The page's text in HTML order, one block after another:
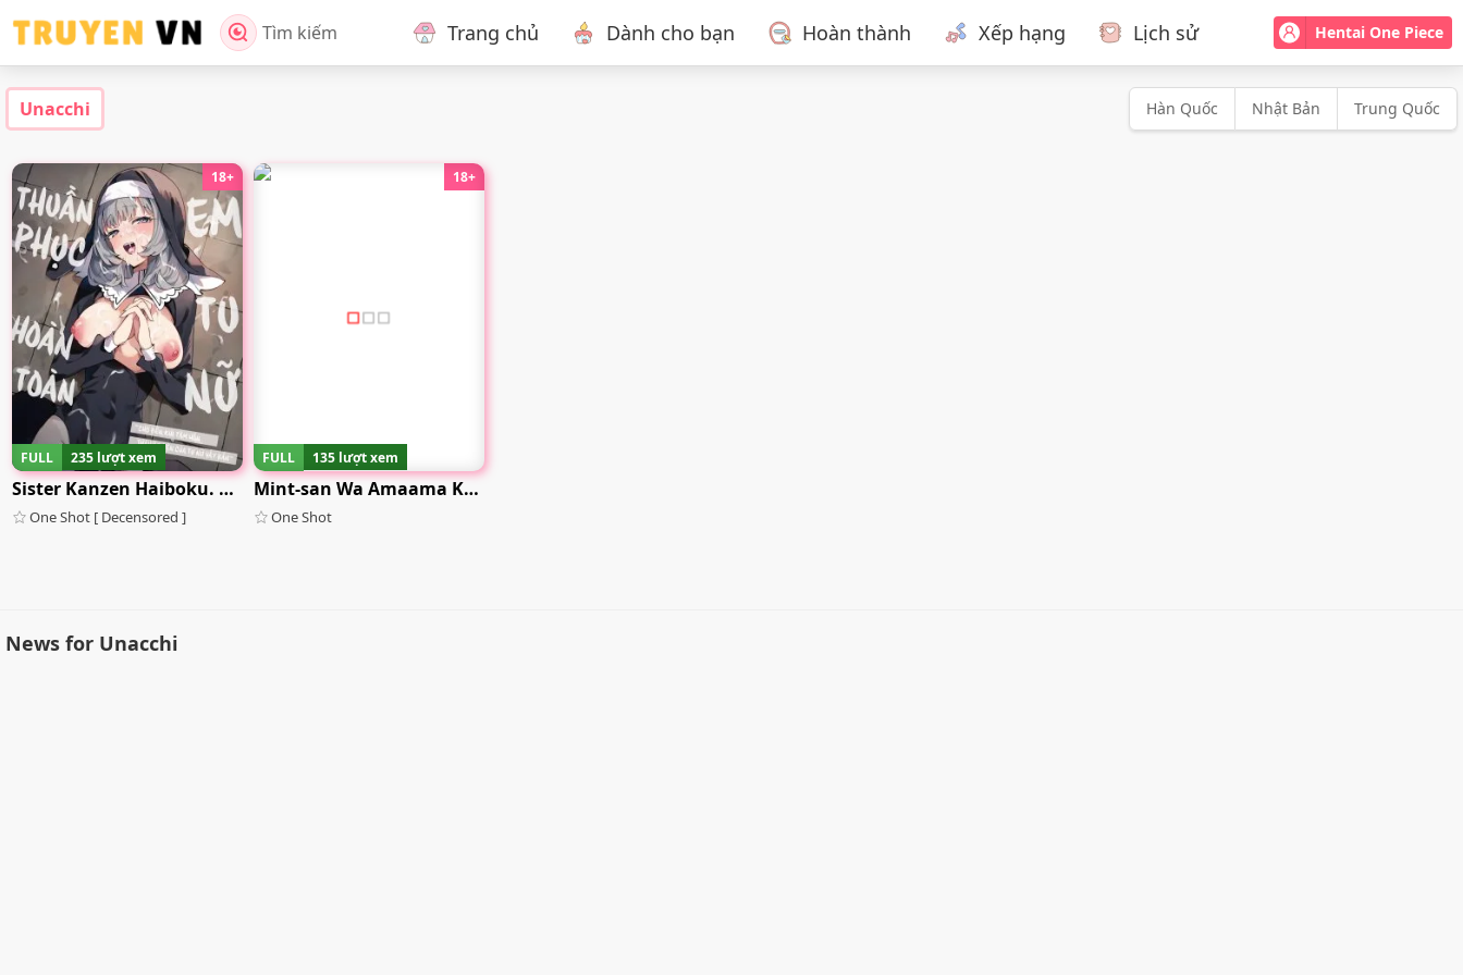
Tìm kiếm Hentai One Piece
Trang chủ Dành cho bạn Hoàn thành Xếp hạng Lịch sử
Unacchi Hàn Quốc Nhật Bản Trung Quốc
18+
FULL 235 lượt xem
Sister Kanzen Haiboku. ~muchi Na Sister Ga Honnou De Hatsujo Koubi Surumade~
One Shot [ Decensored ]
18+
FULL 135 lượt xem
Mint-san Wa Amaama Koubi Shitai
One Shot
News for Unacchi